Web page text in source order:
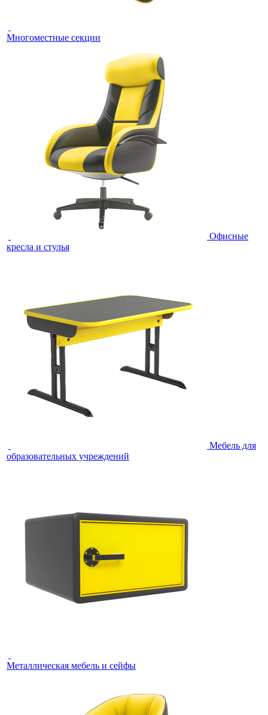
Многоместные секции
Офисные
кресла и стулья
Мебель для
образовательных учреждений
Металлическая мебель и сейфы